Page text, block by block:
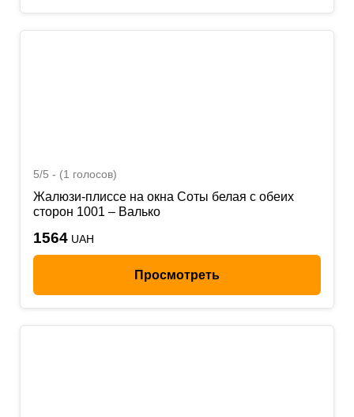
5/5 - (1 голосов)
Жалюзи-плиссе на окна Соты белая с обеих
сторон 1001 – Валько
1564 UAH
Просмотреть